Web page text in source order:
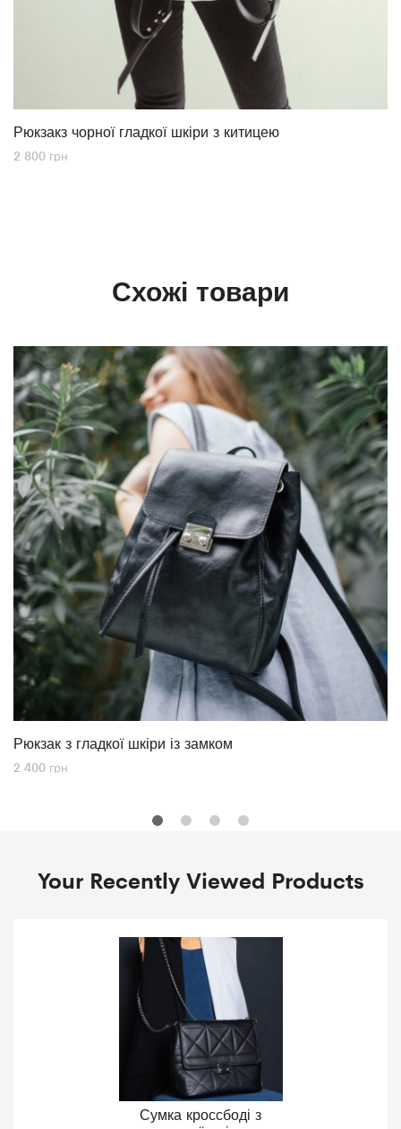
Рюкзакз чорної гладкої шкіри з китицею
2 800 грн
Схожі товари
Рюкзак з гладкої шкіри із замком
2 400 грн
Your Recently Viewed Products
Сумка кроссбоді з